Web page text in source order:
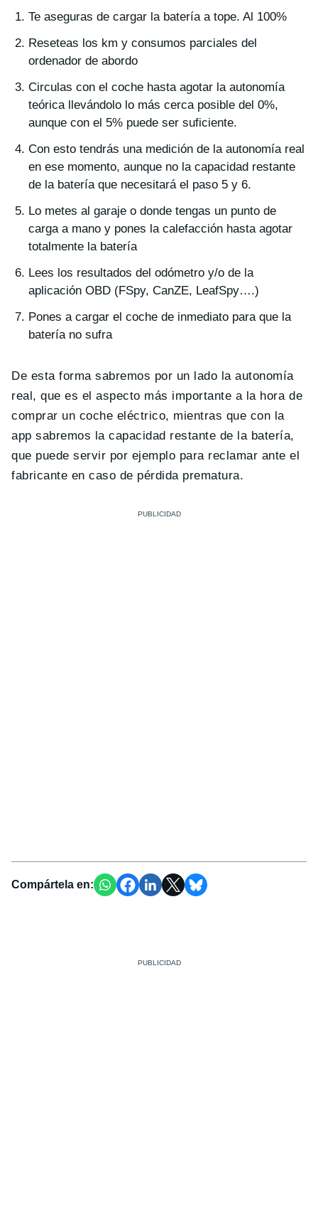
Te aseguras de cargar la batería a tope. Al 100%
Reseteas los km y consumos parciales del
ordenador de abordo
Circulas con el coche hasta agotar la autonomía
teórica llevándolo lo más cerca posible del 0%,
aunque con el 5% puede ser suficiente.
Con esto tendrás una medición de la autonomía real
en ese momento, aunque no la capacidad restante
de la batería que necesitará el paso 5 y 6.
Lo metes al garaje o donde tengas un punto de
carga a mano y pones la calefacción hasta agotar
totalmente la batería
Lees los resultados del odómetro y/o de la
aplicación OBD (FSpy, CanZE, LeafSpy….)
Pones a cargar el coche de inmediato para que la
batería no sufra
De esta forma sabremos por un lado la autonomía
real, que es el aspecto más importante a la hora de
comprar un coche eléctrico, mientras que con la
app sabremos la capacidad restante de la batería,
que puede servir por ejemplo para reclamar ante el
fabricante en caso de pérdida prematura.
Compártela en: